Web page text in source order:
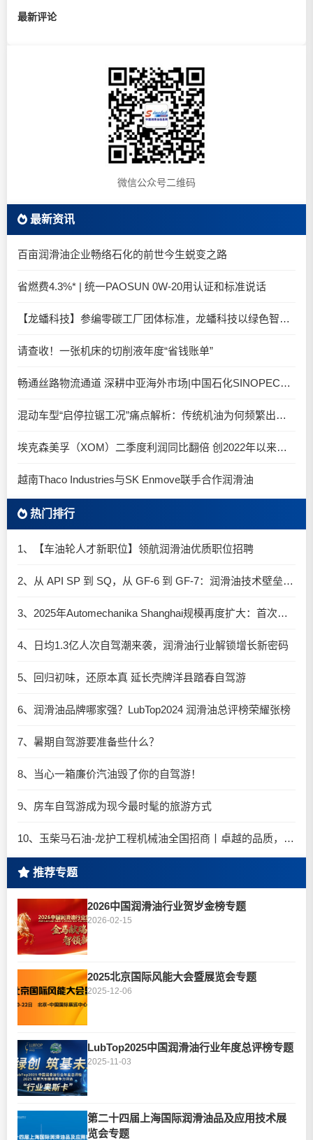
最新评论
微信公众号二维码
最新资讯
百亩润滑油企业畅络石化的前世今生蜕变之路
省燃费4.3%* | 统一PAOSUN 0W-20用认证和标准说话
【龙蟠科技】参编零碳工厂团体标准，龙蟠科技以绿色智造锚定零碳未来
请查收！一张机床的切削液年度“省钱账单”
畅通丝路物流通道 深耕中亚海外市场|中国石化SINOPEC润滑油北京-阿拉木图图定班列顺利抵达
混动车型“启停拉锯工况”痛点解析：传统机油为何频繁出现油泥堆积？
埃克森美孚（XOM）二季度利润同比翻倍 创2022年以来新高
越南Thaco Industries与SK Enmove联手合作润滑油
热门排行
1、【车油轮人才新职位】领航润滑油优质职位招聘
2、从 API SP 到 SQ，从 GF-6 到 GF-7：润滑油技术壁垒再升高，你准备好了吗？
3、2025年Automechanika Shanghai规模再度扩大：首次启用国家会展中心（上海）全部15个展馆
4、日均1.3亿人次自驾潮来袭，润滑油行业解锁增长新密码​
5、回归初味，还原本真 延长壳牌洋县踏春自驾游
6、润滑油品牌哪家强？LubTop2024 润滑油总评榜荣耀张榜
7、暑期自驾游要准备些什么？
8、当心一箱廉价汽油毁了你的自驾游！
9、房车自驾游成为现今最时髦的旅游方式
10、玉柴马石油-龙护工程机械油全国招商丨卓越的品质，专业的品牌！
推荐专题
2026中国润滑油行业贺岁金榜专题
2026-02-15
2025北京国际风能大会暨展览会专题
2025-12-06
LubTop2025中国润滑油行业年度总评榜专题
2025-11-03
第二十四届上海国际润滑油品及应用技术展
览会专题